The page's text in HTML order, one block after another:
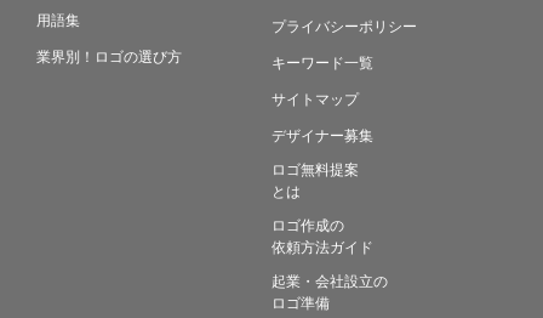
用語集
業界別！ロゴの選び方
プライバシーポリシー
キーワード一覧
サイトマップ
デザイナー募集
ロゴ無料提案
とは
ロゴ作成の
依頼方法ガイド
起業・会社設立の
ロゴ準備